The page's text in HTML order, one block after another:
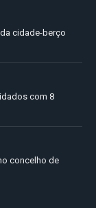
cidade-berço
com 8
concelho de